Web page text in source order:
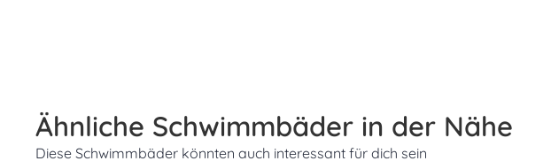
Ähnliche Schwimmbäder in der Nähe
Diese Schwimmbäder könnten auch interessant für dich sein